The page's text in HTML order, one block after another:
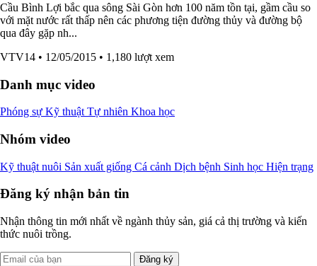
Cầu Bình Lợi bắc qua sông Sài Gòn hơn 100 năm tồn tại, gầm cầu so
với mặt nước rất thấp nên các phương tiện đường thủy và đường bộ
qua đây gặp nh...
VTV14 • 12/05/2015 • 1,180 lượt xem
Danh mục video
Phóng sự Kỹ thuật Tự nhiên Khoa học
Nhóm video
Kỹ thuật nuôi Sản xuất giống Cá cảnh Dịch bệnh Sinh học Hiện trạng
Đăng ký nhận bản tin
Nhận thông tin mới nhất về ngành thủy sản, giá cả thị trường và kiến
thức nuôi trồng.
Đăng ký